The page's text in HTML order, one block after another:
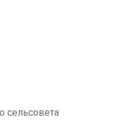
сельсовета